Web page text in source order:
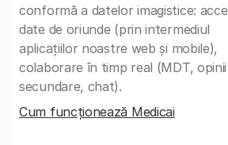
conformă a datelor imagistice:
date de oriunde (prin intermediul
aplicațiilor noastre web și mobile),
colaborare în timp real (MDT, opinii
secundare, chat).
Cum funcționează Medicai